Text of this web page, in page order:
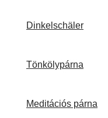
Dinkelschäler
Tönkölypárna
Meditációs párna